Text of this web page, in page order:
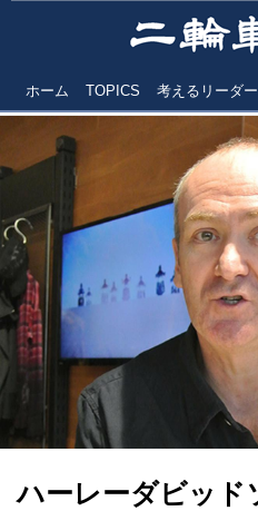
ホーム TOPICS 考えるリーダー
ハーレーダビッ